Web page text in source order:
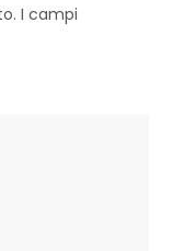
I campi